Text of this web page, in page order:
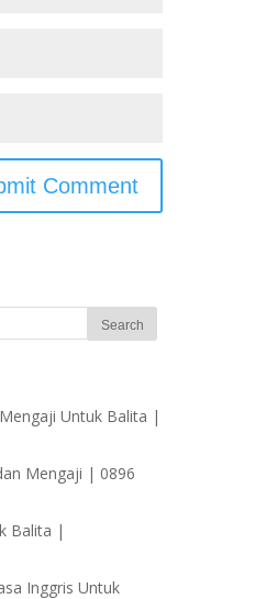
Untuk Balita |
Mengaji | 0896
Balita |
Inggris Untuk